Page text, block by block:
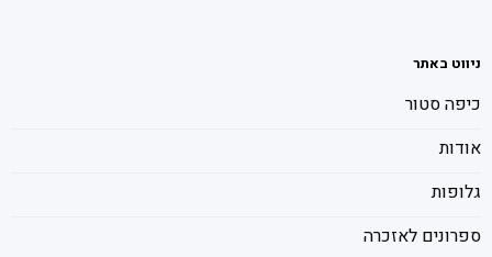
ניווט באתר
כיפה סטור
אודות
גלופות
ספרונים לאזכרה